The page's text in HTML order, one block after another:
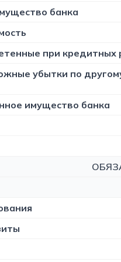
банка
при кредитных
убытки по
имущество банка